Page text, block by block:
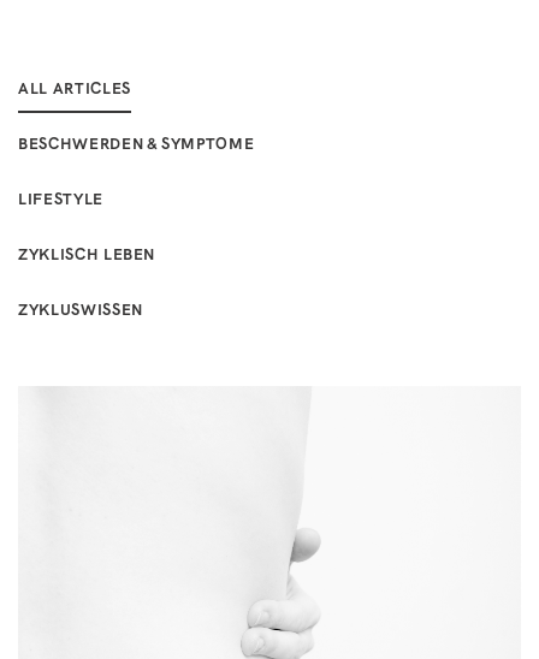
ALL ARTICLES
BESCHWERDEN & SYMPTOME
LIFESTYLE
ZYKLISCH LEBEN
ZYKLUSWISSEN